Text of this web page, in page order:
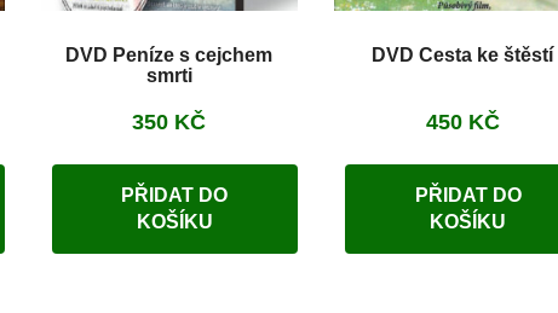
DVD Peníze s cejchem
smrti
350 KČ
PŘIDAT DO
KOŠÍKU
DVD Cesta ke štěstí
450 KČ
PŘIDAT DO
KOŠÍKU